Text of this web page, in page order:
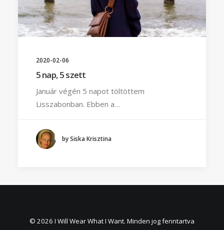
2020-02-06
5 nap, 5 szett
Január végén 5 napot töltöttem
Lisszabonban. Ebben a…
by Siska Krisztina
© 2026 I Will Wear What I Want. Minden jog fenntartva